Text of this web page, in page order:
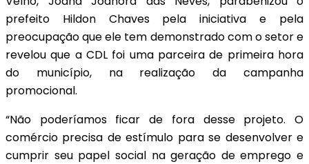
prefeito Hildon Chaves pela iniciativa e pela
preocupação que ele tem demonstrado com o setor e
revelou que a CDL foi uma parceira de primeira hora
do município, na realização da campanha
promocional.
“Não poderíamos ficar de fora desse projeto. O
comércio precisa de estímulo para se desenvolver e
cumprir seu papel social na geração de emprego e